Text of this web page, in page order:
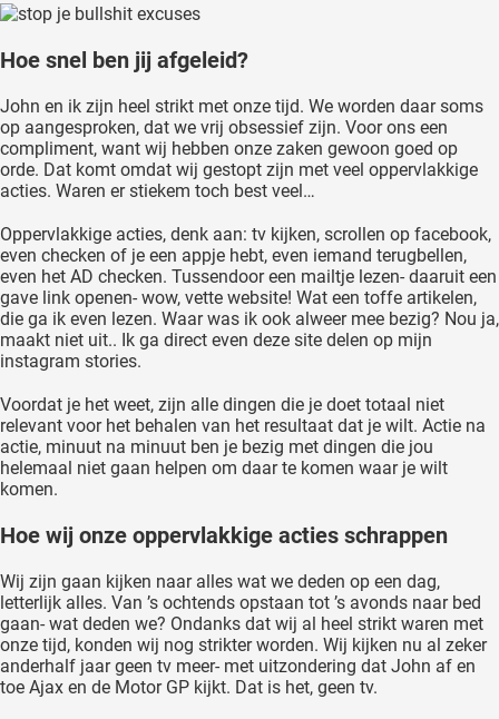
Hoe snel ben jij afgeleid?
John en ik zijn heel strikt met onze tijd. We worden daar soms
op aangesproken, dat we vrij obsessief zijn. Voor ons een
compliment, want wij hebben onze zaken gewoon goed op
orde. Dat komt omdat wij gestopt zijn met veel oppervlakkige
acties. Waren er stiekem toch best veel…
Oppervlakkige acties, denk aan: tv kijken, scrollen op facebook,
even checken of je een appje hebt, even iemand terugbellen,
even het AD checken. Tussendoor een mailtje lezen- daaruit een
gave link openen- wow, vette website! Wat een toffe artikelen,
die ga ik even lezen. Waar was ik ook alweer mee bezig? Nou ja,
maakt niet uit.. Ik ga direct even deze site delen op mijn
instagram stories.
Voordat je het weet, zijn alle dingen die je doet totaal niet
relevant voor het behalen van het resultaat dat je wilt. Actie na
actie, minuut na minuut ben je bezig met dingen die jou
helemaal niet gaan helpen om daar te komen waar je wilt
komen.
Hoe wij onze oppervlakkige acties schrappen
Wij zijn gaan kijken naar alles wat we deden op een dag,
letterlijk alles. Van ’s ochtends opstaan tot ’s avonds naar bed
gaan- wat deden we? Ondanks dat wij al heel strikt waren met
onze tijd, konden wij nog strikter worden. Wij kijken nu al zeker
anderhalf jaar geen tv meer- met uitzondering dat John af en
toe Ajax en de Motor GP kijkt. Dat is het, geen tv.